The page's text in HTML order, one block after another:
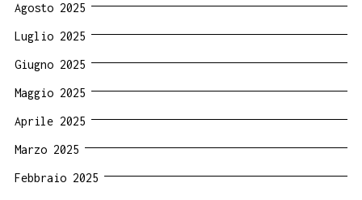
Agosto 2025
Luglio 2025
Giugno 2025
Maggio 2025
Aprile 2025
Marzo 2025
Febbraio 2025